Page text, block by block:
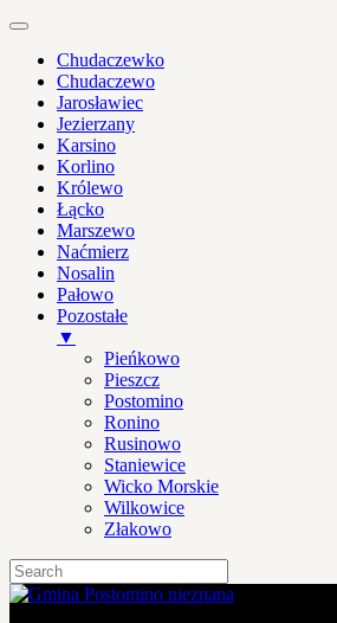
Chudaczewko
Chudaczewo
Jarosławiec
Jezierzany
Karsino
Korlino
Królewo
Łącko
Marszewo
Naćmierz
Nosalin
Pałowo
Pozostałe
▼
Pieńkowo
Pieszcz
Postomino
Ronino
Rusinowo
Staniewice
Wicko Morskie
Wilkowice
Złakowo